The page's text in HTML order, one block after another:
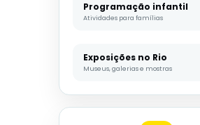
Programação infantil
Atividades para famílias
Exposições no Rio
Museus, galerias e mostras